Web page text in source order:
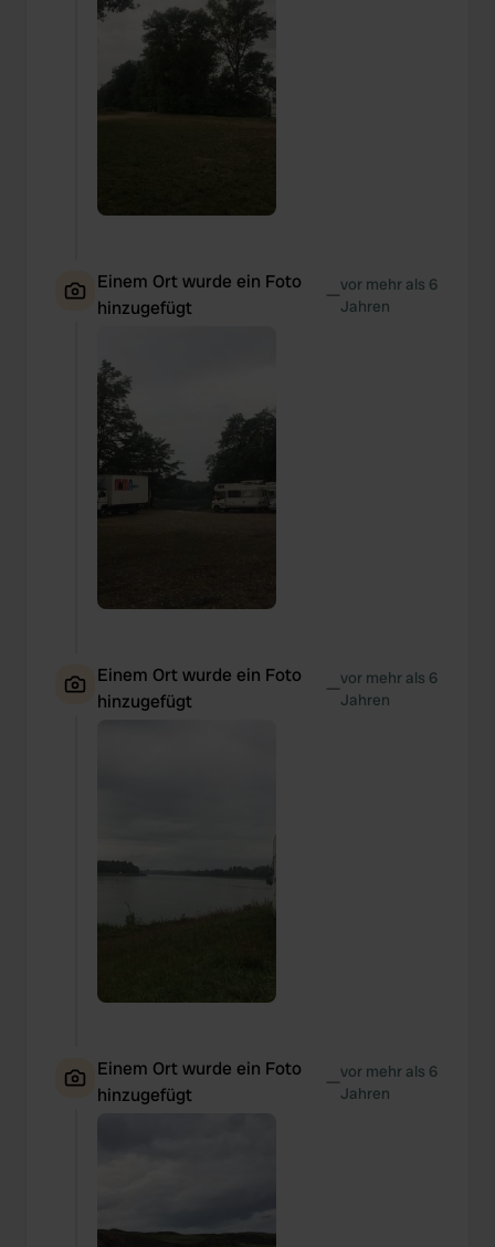
Einem Ort wurde ein Foto
hinzugefügt
—vor mehr als 6
Jahren
Einem Ort wurde ein Foto
hinzugefügt
—vor mehr als 6
Jahren
Einem Ort wurde ein Foto
hinzugefügt
—vor mehr als 6
Jahren